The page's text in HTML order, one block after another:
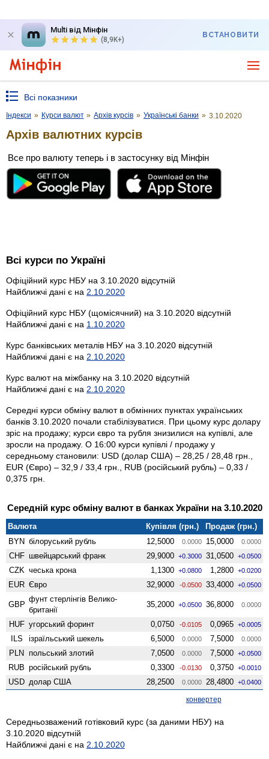
Multi від Мінфін
(8,9K+)
ВСТАНОВИТИ
Всі показники
Індекси » Курси валют » Архів курсів » Українські банки » 3.10.2020
Архів валютних курсів
Все про валюту теперь і в застосунку від Мінфін
Всі курси по Україні
Офіційний курс НБУ на 3.10.2020 відсутній
Найближчі дані є на 2.10.2020
Офіційний курс НБУ (щомісячний) на 3.10.2020 відсутній
Найближчі дані є на 1.10.2020
Курс банківських металів НБУ на 3.10.2020 відсутній
Найближчі дані є на 2.10.2020
Курс валют на міжбанку на 3.10.2020 відсутній
Найближчі дані є на 2.10.2020
Середні курси обміну валют в обмінних пунктах українських
банків 3.10.2020 почали стабілізуватися. При цьому курс долару
зріс на продажу; курси євро та рубля знизилися на купівлі, але
зросли на продажу. О 16:00 курси купівлі / продажу у
середньому становили: USD (долар США) – 28,25 / 28,48 грн.,
EUR (Євро) – 32,9 / 33,4 грн., RUB (російський рубль) – 0,33 /
0,375 грн.
Середній курс обміну валют в банках України на 3.10.2020
Валюта Купівля (грн.)
Продаж (грн.)
BYN білоруський рубль 12,5000 0.0000 15,0000 0.0000
CHF швейцарський франк 29,9000 +0.3000 31,0500 +0.0500
CZK чеська крона 1,1300 +0.0800 1,2800 +0.0200
EUR Євро 32,9000 -0.0500 33,4000 +0.0500
GBP
фунт стерлінгів Велико­
британії
35,2000 +0.0500 36,8000 0.0000
HUF угорський форинт 0,0750 -0.0105 0,0965 +0.0005
ILS ізраїльський шекель 6,5000 0.0000 7,5000 0.0000
PLN польський злотий 7,0500 0.0000 7,5000 +0.0500
RUB російський рубль 0,3300 -0.0130 0,3750 +0.0010
USD долар США 28,2500 0.0000 28,4800 +0.0400
конвертер
Середньозважений готівковий курс (за даними НБУ) на
3.10.2020 відсутній
Найближчі дані є на 2.10.2020